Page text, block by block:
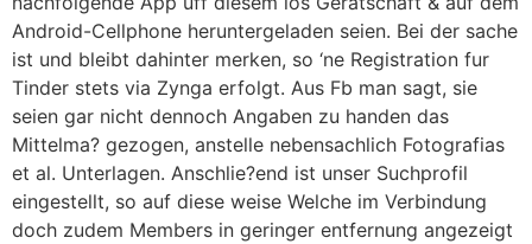
Android-Cellphone heruntergeladen seien. Bei der sache
ist und bleibt dahinter merken, so ‘ne Registration fur
Tinder stets via Zynga erfolgt. Aus Fb man sagt, sie
seien gar nicht dennoch Angaben zu handen das
Mittelma? gezogen, anstelle nebensachlich Fotografi­as
et al. Unterlagen. Anschlie?end ist unser Suchprofil
eingestellt, so auf diese weise Welche im Verbindung
doch zudem Members in geringer entfernung angezeigt